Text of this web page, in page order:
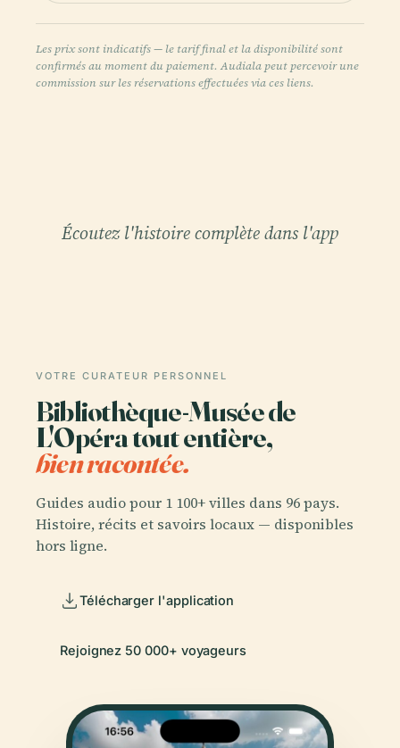
Les prix sont indicatifs — le tarif final et la disponibilité sont
confirmés au moment du paiement. Audiala peut percevoir une
commission sur les réservations effectuées via ces liens.
Écoutez l'histoire complète dans l'app
VOTRE CURATEUR PERSONNEL
Bibliothèque-Musée de
L'Opéra tout entière,
bien racontée.
Guides audio pour 1 100+ villes dans 96 pays.
Histoire, récits et savoirs locaux — disponibles
hors ligne.
Télécharger l'application
Rejoignez 50 000+ voyageurs